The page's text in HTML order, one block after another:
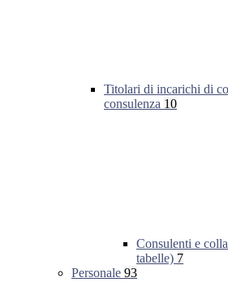
Titolari di incarichi di
consulenza 10
Consulenti e
tabelle) 7
Personale 93